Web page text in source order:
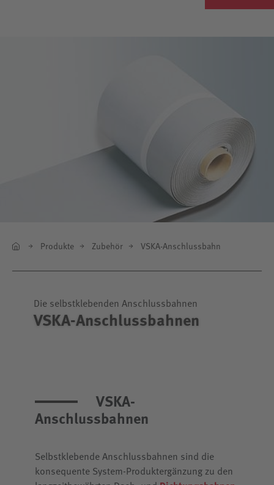
Produkte Zubehör VSKA-Anschlussbahn
Die selbstklebenden Anschlussbahnen
VSKA-Anschlussbahnen
VSKA-
Anschlussbahnen
Selbstklebende Anschlussbahnen sind die
konsequente System-Produktergänzung zu den